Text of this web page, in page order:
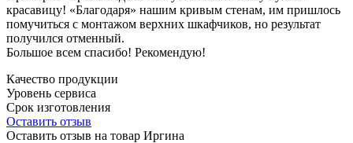
красавицу! «Благодаря» нашим кривым стенам, им пришлось
помучиться с монтажом верхних шкафчиков, но результат
получился отменный.
Большое всем спасибо! Рекомендую!
Качество продукции
Уровень сервиса
Срок изготовления
Оставить отзыв
Оставить отзыв на товар Иргина